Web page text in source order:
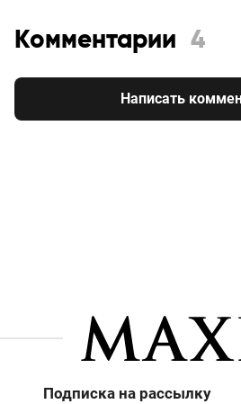
Комментарии 4
Написать
Подписка на рассылку